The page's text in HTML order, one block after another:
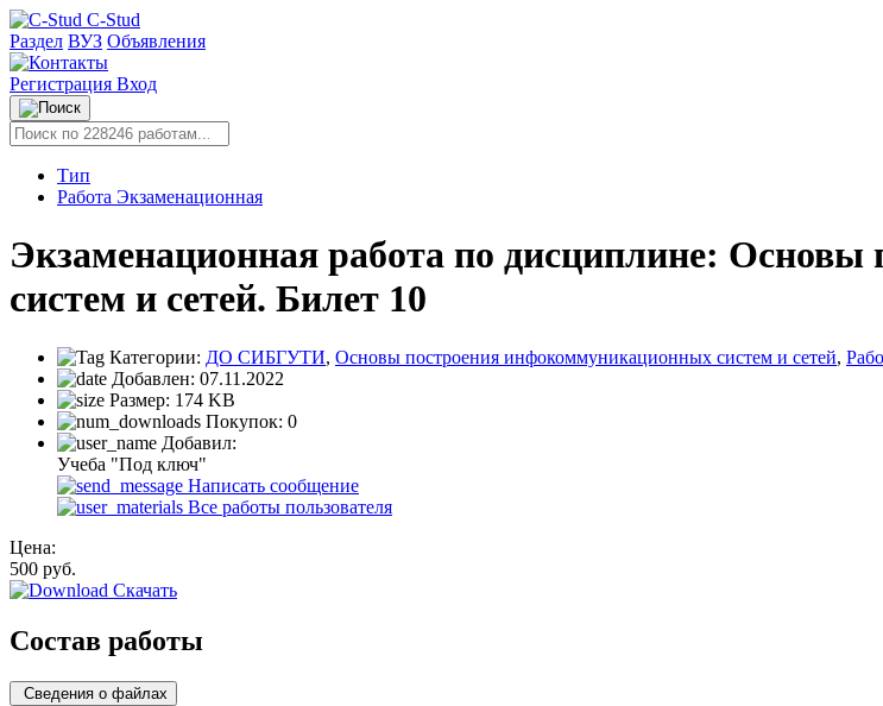
C-Stud
Раздел ВУЗ Объявления
Регистрация Вход
Тип
Работа Экзаменационная
Экзаменационная работа по дисциплине:
систем и сетей. Билет 10
Категории: ДО СИБГУТИ, Основы построения инфокоммуникационных систем и сетей,
Добавлен: 07.11.2022
Размер: 174 KB
Покупок: 0
Добавил:
Учеба "Под ключ"
Написать сообщение
Все работы пользователя
Цена:
500 руб.
Скачать
Состав работы
Сведения о файлах